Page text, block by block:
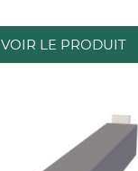
VOIR LE PRODUIT